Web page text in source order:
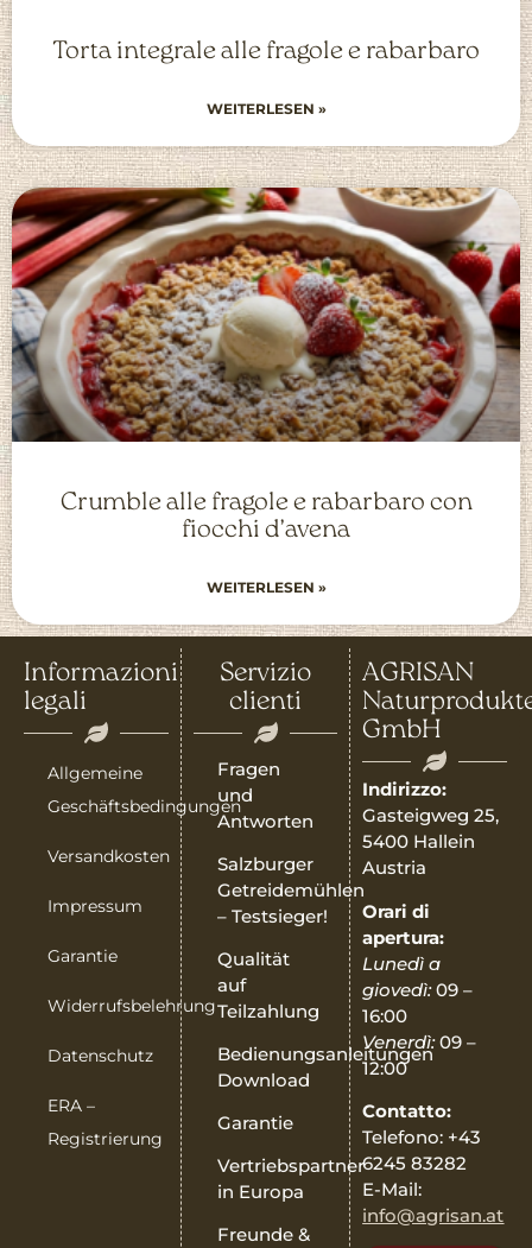
Torta integrale alle fragole e rabarbaro
WEITERLESEN »
Crumble alle fragole e rabarbaro con
fiocchi d’avena
WEITERLESEN »
Informazioni
legali
Allgemeine
Geschäftsbedingungen
Versandkosten
Impressum
Garantie
Widerrufsbelehrung
Datenschutz
ERA –
Registrierung
Servizio
clienti
Fragen
und
Antworten
Salzburger
Getreidemühlen
– Testsieger!
Qualität
auf
Teilzahlung
Bedienungsanleitungen
Download
Garantie
Vertriebspartner
in Europa
Freunde &
AGRISAN
GmbH
Indirizzo:
Gasteigweg 25,
5400 Hallein
Austria
Orari di
apertura:
Lunedì a
giovedì:09 –
16:00
Venerdì:09 –
12:00
Contatto:
Telefono: +43
6245 83282
E-Mail:
info@agrisan.at